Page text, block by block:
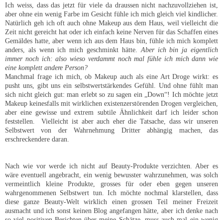
Ich weiss, dass das jetzt für viele da draussen nicht nachzuvollziehen ist,
aber ohne ein wenig Farbe im Gesicht fühle ich mich gleich viel kindlicher.
Natürlich geh ich oft auch ohne Makeup aus dem Haus, weil vielleicht die
Zeit nicht gereicht hat oder ich einfach keine Nerven für das Schaffen eines
Gemäldes hatte, aber wenn ich aus dem Haus bin, fühle ich mich komplett
anders, als wenn ich mich geschminkt hätte. Aber ich bin ja eigentlich
immer noch ich: also wieso verdammt noch mal fühle ich mich dann wie
eine komplett andere Person?
Manchmal frage ich mich, ob Makeup auch als eine Art Droge wirkt: es
pusht uns, gibt uns ein selbstwertstärkendes Gefühl. Und ohne fühlt man
sich nicht gleich gut: man erlebt so zu sagen ein „Down“! Ich möchte jetzt
Makeup keinesfalls mit wirklichen existenzerstörenden Drogen vergleichen,
aber eine gewisse und extrem subtile Ähnlichkeit darf ich leider schon
feststellen.
Vielleicht ist aber auch eher die Tatsache, dass wir unseren
Selbstwert von der Wahrnehmung Dritter abhängig machen, das
erschreckendere daran.
Nach wie vor werde ich nicht auf Beauty-Produkte verzichten. Aber es
wäre eventuell angebracht, ein wenig bewusster wahrzunehmen, was solch
vermeintlich kleine Produkte, grosses für oder eben gegen unseren
wahrgenommenen Selbstwert tun. Ich möchte nochmal klarstellen, dass
diese ganze Beauty-Welt wirklich einen grossen Teil meiner Freizeit
ausmacht und ich sonst keinen Blog angefangen hätte, aber ich denke nach